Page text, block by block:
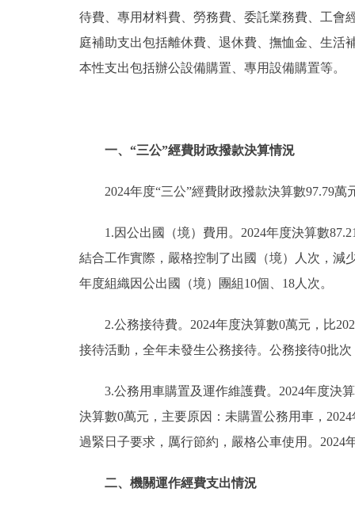
待費、專用材料費、勞務費、委託業務費、工會
庭補助支出包括離休費、退休費、撫恤金、生活
本性支出包括辦公設備購置、專用設備購置等。
一、“三公”經費財政撥款決算情況
2024年度“三公”經費財政撥款決算數97.79
1.因公出國（境）費用。2024年度決算數
結合工作實際，嚴格控制了出國（境）人次，減
年度組織因公出國（境）團組10個、18人次。
2.公務接待費。2024年度決算數0萬元，比
接待活動，全年未發生公務接待。公務接待0批
3.公務用車購置及運作維護費。2024年度決
決算數0萬元，主要原因：未購置公務用車，
過緊日子要求，厲行節約，嚴格公車使用。2024
二、機關運作經費支出情況